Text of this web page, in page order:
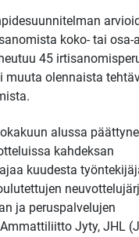
koko- tai osa-
45
muuta olennaista
alussa
kahdeksan
kuudesta
ja peruspalvelujen
Jyty, JHL